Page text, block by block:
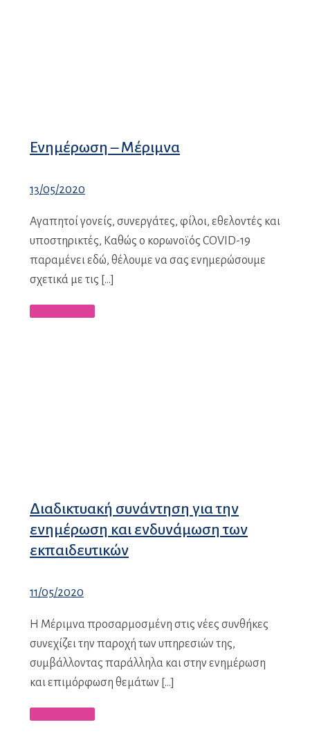
Ενημέρωση – Μέριμνα
13/05/2020
Αγαπητοί γονείς, συνεργάτες, φίλοι, εθελοντές και
υποστηρικτές, Καθώς ο κορωνοϊός COVID-19
παραμένει εδώ, θέλουμε να σας ενημερώσουμε
σχετικά με τις […]
Διαδικτυακή συνάντηση για την
ενημέρωση και ενδυνάμωση των
εκπαιδευτικών
11/05/2020
Η Μέριμνα προσαρμοσμένη στις νέες συνθήκες
συνεχίζει την παροχή των υπηρεσιών της,
συμβάλλοντας παράλληλα και στην ενημέρωση
και επιμόρφωση θεμάτων […]